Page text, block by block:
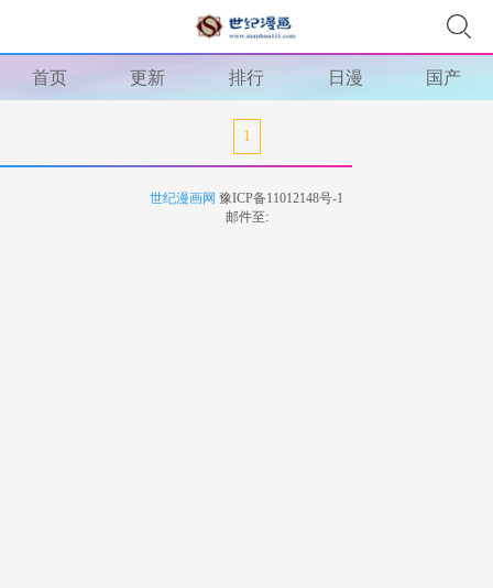
首页 更新 排行 日漫 国产
1
世纪漫画网 豫ICP备11012148号-1
邮件至: